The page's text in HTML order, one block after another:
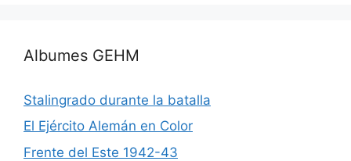
Albumes GEHM
Stalingrado durante la batalla
El Ejército Alemán en Color
Frente del Este 1942-43